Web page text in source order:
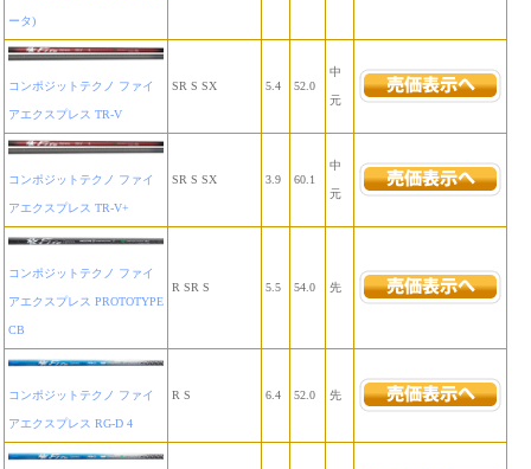
ータ)
コンポジットテクノ ファイ
アエクスプレス TR-V
SR S SX 5.4 52.0
中
元
コンポジットテクノ ファイ
アエクスプレス TR-V+
SR S SX 3.9 60.1
中
元
コンポジットテクノ ファイ
アエクスプレス PROTOTYPE
CB
R SR S 5.5 54.0 先
コンポジットテクノ ファイ
アエクスプレス RG-D 4
R S 6.4 52.0 先